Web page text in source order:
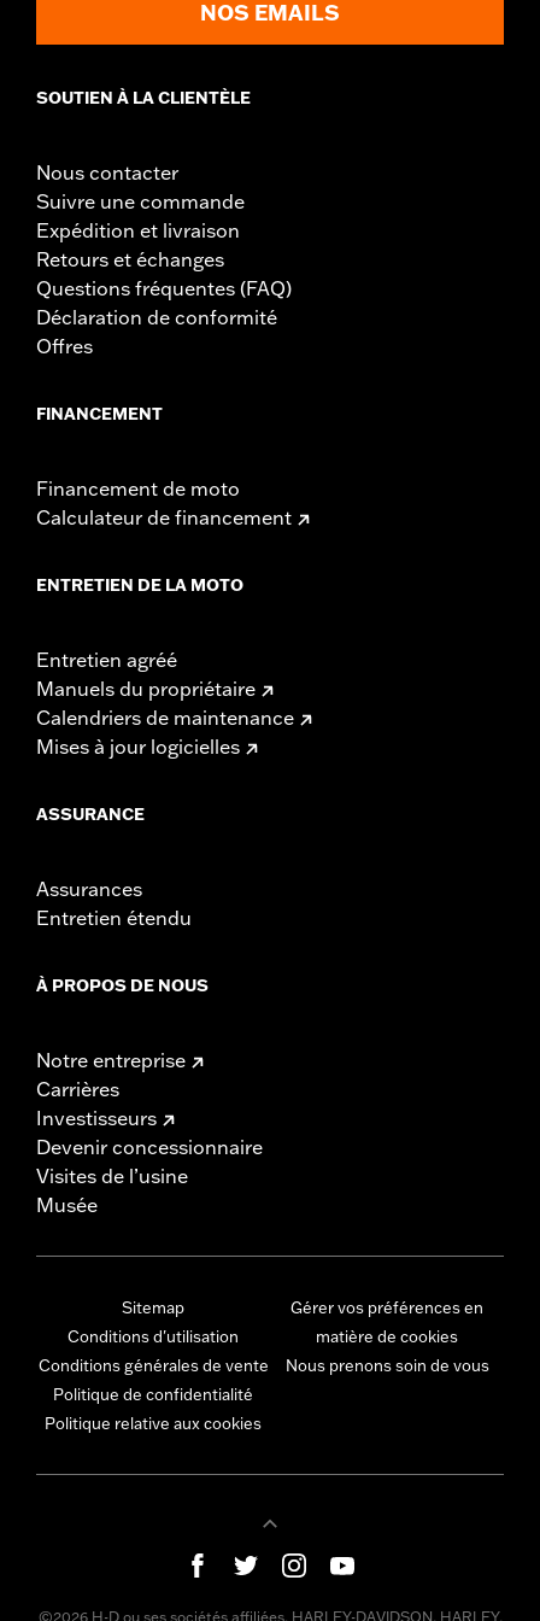
NOS EMAILS
SOUTIEN À LA CLIENTÈLE
Nous contacter
Suivre une commande
Expédition et livraison
Retours et échanges
Questions fréquentes (FAQ)
Déclaration de conformité
Offres
FINANCEMENT
Financement de moto
Calculateur de financement
ENTRETIEN DE LA MOTO
Entretien agréé
Manuels du propriétaire
Calendriers de maintenance
Mises à jour logicielles
ASSURANCE
Assurances
Entretien étendu
À PROPOS DE NOUS
Notre entreprise
Carrières
Investisseurs
Devenir concessionnaire
Visites de l’usine
Musée
Sitemap
Conditions d'utilisation
Conditions générales de vente
Politique de confidentialité
Politique relative aux cookies
Gérer vos préférences en
matière de cookies
Nous prenons soin de vous
©2026 H-D ou ses sociétés affiliées. HARLEY-DAVIDSON, HARLEY,